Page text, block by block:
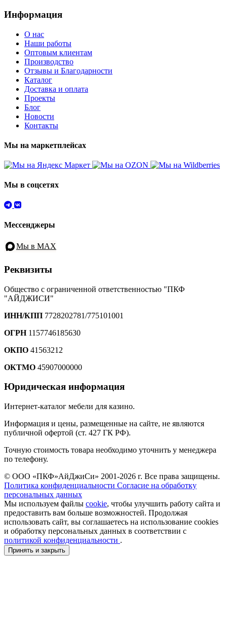
Информация
О нас
Наши работы
Оптовым клиентам
Производство
Отзывы и Благодарности
Каталог
Доставка и оплата
Проекты
Блог
Новости
Контакты
Мы на маркетплейсах
Мы в соцсетях
Мессенджеры
Мы в MAX
Реквизиты
Общество с ограниченной ответственностью "ПКФ
"АЙДЖИСИ"
ИНН/КПП 7728202781/775101001
ОГРН1157746185630
ОКПО 41563212
ОКТМО 45907000000
Юридическая информация
Интернет-каталог мебели для казино.
Информация и цены, размещенные на сайте, не являются
публичной офертой (ст. 427 ГК РФ).
Точную стоимость товара необходимо уточнить у менеджера
по телефону.
© ООО «ПКФ»АйДжиСи» 2001-2026 г. Все права защищены.
Политика конфиденциальности Согласие на обработку
персональных данных
Мы используем файлы cookie, чтобы улучшить работу сайта и
предоставить вам больше возможностей. Продолжая
использовать сайт, вы соглашаетесь на использование cookies
и обработку персональных данных в соответствии с
политикой конфиденциальности .
Принять и закрыть